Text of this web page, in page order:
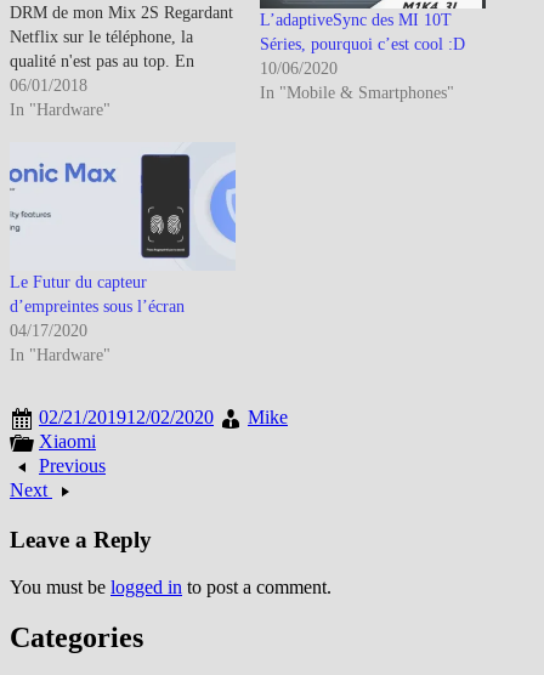
DRM de mon Mix 2S Regardant
Netflix sur le téléphone, la
qualité n'est pas au top. En
vérifiant la compatibilité
Widevine, je remarque qu'il est
le OnePlus, avec le 5T, est sorti
lui aussi…
06/01/2018
In "Hardware"
L’adaptiveSync des MI 10T
Séries, pourquoi c’est cool :D
10/06/2020
In "Mobile & Smartphones"
Le Futur du capteur
d’empreintes sous l’écran
04/17/2020
In "Hardware"
02/21/201912/02/2020
Mike
Xiaomi
Previous
Next
Leave a Reply
You must be logged in to post a comment.
Categories